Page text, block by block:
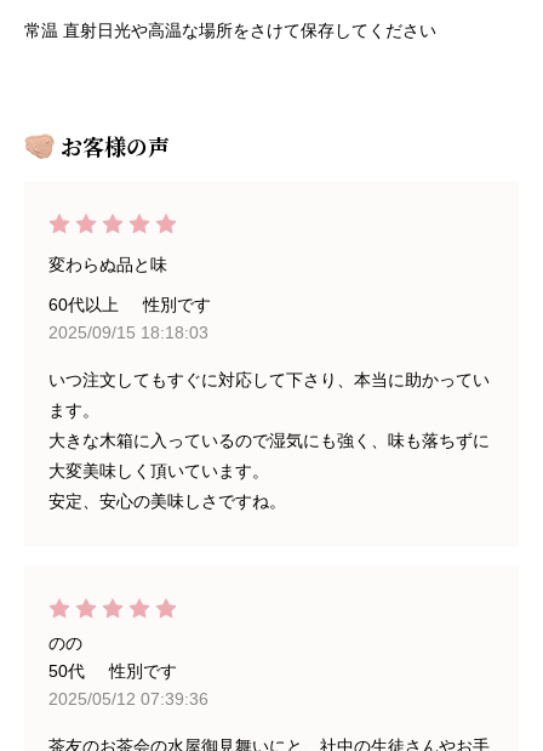
常温 直射⽇光や⾼温な場所をさけて保存してください
お客様の声
変わらぬ品と味
60代以上
性別です
2025/09/15 18:18:03
いつ注文してもすぐに対応して下さり、本当に助かってい
ます。
大きな木箱に入っているので湿気にも強く、味も落ちずに
大変美味しく頂いています。
安定、安心の美味しさですね。
のの
50代
性別です
2025/05/12 07:39:36
茶友のお茶会の水屋御見舞いにと、社中の生徒さんやお手